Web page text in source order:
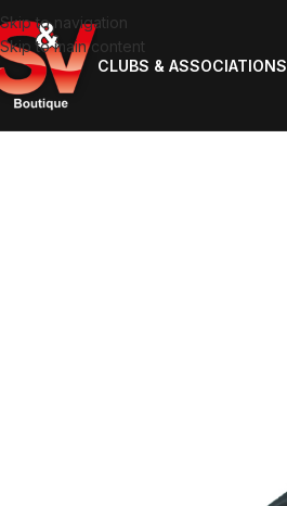
Skip to navigation
Skip to main content
CLUBS & ASSOCIATIONS